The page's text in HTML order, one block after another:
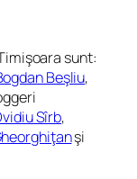
sunt:
Beşliu,
Sîrb,
şi